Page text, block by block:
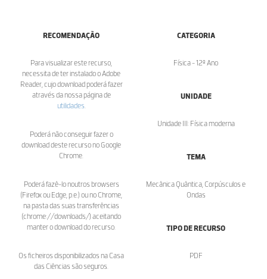
RECOMENDAÇÃO
Para visualizar este recurso,
necessita de ter instalado o Adobe
Reader, cujo download poderá fazer
através da nossa página de
utilidades
Poderá não conseguir fazer o
download deste recurso no Google
Chrome.
Poderá fazê-lo noutros browsers
(Firefox ou Edge, p.e.) ou no Chrome,
na pasta das suas transferências
(chrome://downloads/) aceitando
manter o download do recurso.
Os ficheiros disponibilizados na Casa
das Ciências são seguros.
CATEGORIA
Física - 12º Ano
UNIDADE
Unidade III: Física moderna
TEMA
Mecânica Quântica, Corpúsculos e
Ondas
TIPO DE RECURSO
PDF